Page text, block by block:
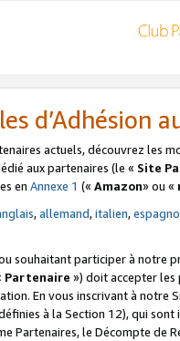
d’Adhésion
actuels, découvrez les
aux partenaires (le « Site
en Annexe 1 (« Amazon» ou «
,allemand,italien,
souhaitant participer à notre
Partenaire ») doit accepter les
En vous inscrivant à notre
à la Section 12), qui
Partenaires, le Décompte de